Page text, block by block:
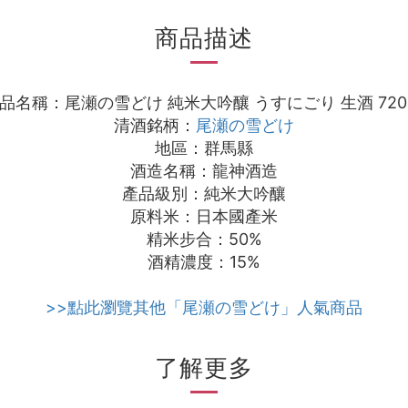
商品描述
名稱：尾瀬の雪どけ 純米大吟釀 うすにごり 生酒
清酒銘柄： 尾瀬の雪どけ
地區：群馬縣
酒造名稱：龍神酒造
產品級別：純米大吟釀
原料米：日本國產米
精米步合：50%
酒精濃度：15%
>>點此瀏覽其他「尾瀬の雪どけ」人氣商品
了解更多